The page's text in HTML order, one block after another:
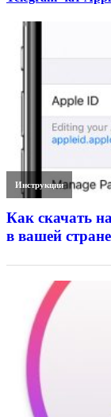
Инструкции
Как скачать
в вашей стране